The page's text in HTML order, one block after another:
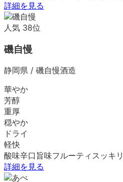
詳細を見る
人気 38位
磯自慢
静岡県 / 磯自慢酒造
華やか
芳醇
重厚
穏やか
ドライ
軽快
酸味辛口 旨味フルーティ スッキリ
詳細を見る